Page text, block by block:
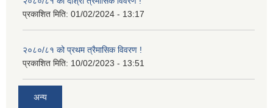
प्रकाशित मिति: 01/02/2024 - 13:17
२०८०/८१ को प्रथम त्रैमासिक विवरण !
प्रकाशित मिति: 10/02/2023 - 13:51
अन्य